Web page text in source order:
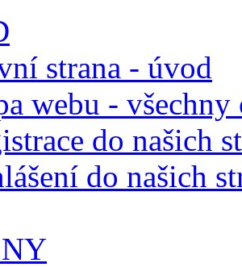
strana - úvod
webu - všechny
do našich
do našich